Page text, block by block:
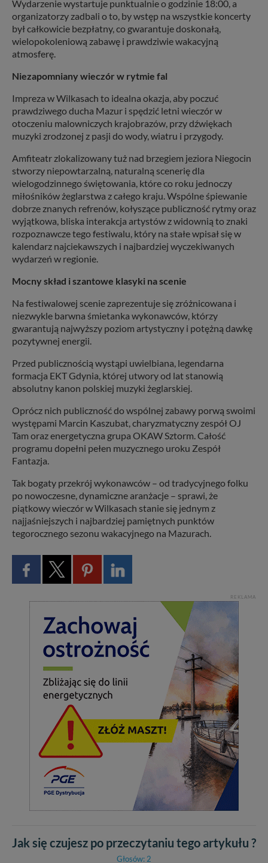
Wydarzenie wystartuje punktualnie o godzinie 18:00, a
organizatorzy zadbali o to, by wstęp na wszystkie koncerty
był całkowicie bezpłatny, co gwarantuje doskonałą,
wielopokoleniową zabawę i prawdziwie wakacyjną
atmosferę.
Niezapomniany wieczór w rytmie fal
Impreza w Wilkasach to idealna okazja, aby poczuć
prawdziwego ducha Mazur i spędzić letni wieczór w
otoczeniu malowniczych krajobrazów, przy dźwiękach
muzyki zrodzonej z pasji do wody, wiatru i przygody.
Amfiteatr zlokalizowany tuż nad brzegiem jeziora Niegocin
stworzy niepowtarzalną, naturalną scenerię dla
wielogodzinnego świętowania, które co roku jednoczy
miłośników żeglarstwa z całego kraju. Wspólne śpiewanie
dobrze znanych refrenów, kołyszące publiczność rytmy oraz
wyjątkowa, bliska interakcja artystów z widownią to znaki
rozpoznawcze tego festiwalu, który na stałe wpisał się w
kalendarz najciekawszych i najbardziej wyczekiwanych
wydarzeń w regionie.
Mocny skład i szantowe klasyki na scenie
Na festiwalowej scenie zaprezentuje się zróżnicowana i
niezwykle barwna śmietanka wykonawców, którzy
gwarantują najwyższy poziom artystyczny i potężną dawkę
pozytywnej energii.
Przed publicznością wystąpi uwielbiana, legendarna
formacja EKT Gdynia, której utwory od lat stanowią
absolutny kanon polskiej muzyki żeglarskiej.
Oprócz nich publiczność do wspólnej zabawy porwą swoimi
występami Marcin Kaszubat, charyzmatyczny zespół OJ
Tam oraz energetyczna grupa OKAW Sztorm. Całość
programu dopełni pełen muzycznego uroku Zespół
Fantazja.
Tak bogaty przekrój wykonawców – od tradycyjnego folku
po nowoczesne, dynamiczne aranżacje – sprawi, że
piątkowy wieczór w Wilkasach stanie się jednym z
najjaśniejszych i najbardziej pamiętnych punktów
tegorocznego sezonu wakacyjnego na Mazurach.
REKLAMA
Jak się czujesz po przeczytaniu tego artykułu ?
Głosów: 2